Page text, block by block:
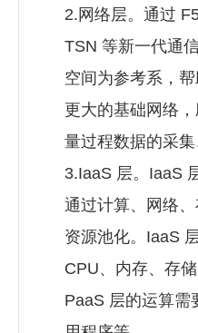
2.网络层。通过
TSN 等新一代通
空间为参考系，
更大的基础网络
量过程数据的采集
3.IaaS 层。IaaS
通过计算、网络
资源池化。IaaS
CPU、内存、存
PaaS 层的运算需